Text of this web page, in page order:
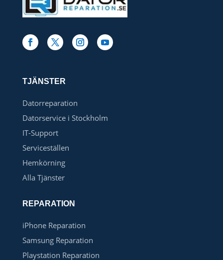
TJÄNSTER
Datorreparation
Datorservice i Stockholm
IT-Support
Serviceställen
Hemkörning
Alla Tjänster
REPARATION
iPhone Reparation
Samsung Reparation
Playstation Reparation